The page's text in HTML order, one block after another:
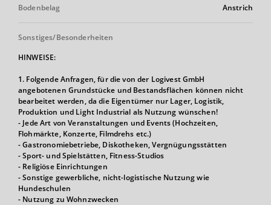
Bodenbelag Anstrich
Sonstiges/Besonderheiten
HINWEISE:
1. Folgende Anfragen, für die von der Logivest GmbH
angebotenen Grundstücke und Bestandsflächen können nicht
bearbeitet werden, da die Eigentümer nur Lager, Logistik,
Produktion und Light Industrial als Nutzung wünschen!
- Jede Art von Veranstaltungen und Events (Hochzeiten,
Flohmärkte, Konzerte, Filmdrehs etc.)
- Gastronomiebetriebe, Diskotheken, Vergnügungsstätten
- Sport- und Spielstätten, Fitness-Studios
- Religiöse Einrichtungen
- Sonstige gewerbliche, nicht-logistische Nutzung wie
Hundeschulen
- Nutzung zu Wohnzwecken